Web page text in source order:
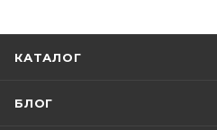
КАТАЛОГ
БЛОГ